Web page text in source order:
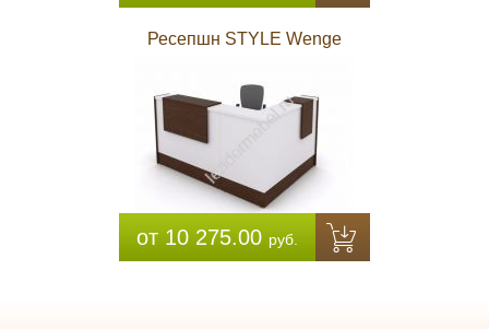
Ресепшн STYLE Wenge
от 10 275.00 руб.